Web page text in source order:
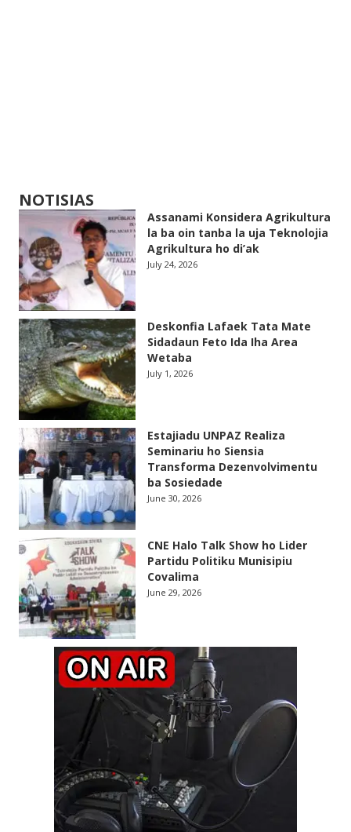
NOTISIAS
Assanami Konsidera Agrikultura
la ba oin tanba la uja Teknolojia
Agrikultura ho di’ak
July 24, 2026
Deskonfia Lafaek Tata Mate
Sidadaun Feto Ida Iha Area
Wetaba
July 1, 2026
Estajiadu UNPAZ Realiza
Seminariu ho Siensia
Transforma Dezenvolvimentu
ba Sosiedade
June 30, 2026
CNE Halo Talk Show ho Lider
Partidu Politiku Munisipiu
Covalima
June 29, 2026